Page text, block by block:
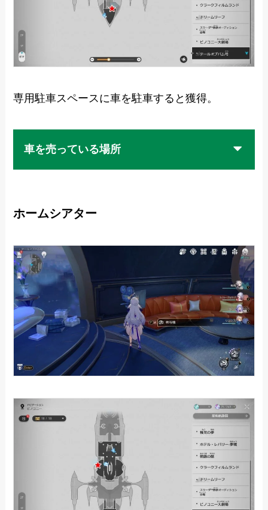
専用駐車スペースに車を駐車すると獲得。
車を売っている場所
ホームシアター